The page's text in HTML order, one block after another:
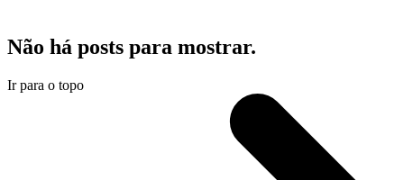
Não há posts para mostrar.
Ir para o topo